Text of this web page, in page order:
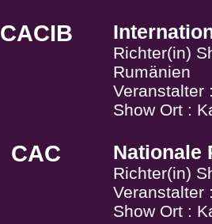
CACIB
Richter(in)
Rumänien
Veranstalter
Show Ort :
CAC Nationale
Richter(in)
Veranstalter
Show Ort :